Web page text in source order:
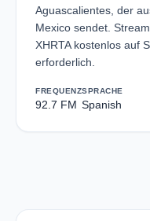
Aguascalientes, der
Mexico sendet.
XHRTA kostenlos auf
erforderlich.
FREQUENZ
92.7 FM
SPRACHE
Spanish